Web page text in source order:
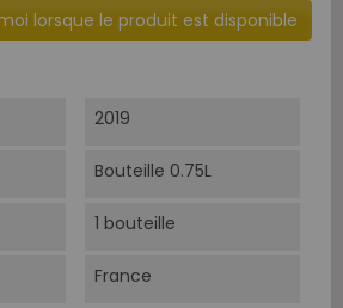
lorsque le produit est disponible
2019
Bouteille 0.75L
1 bouteille
France